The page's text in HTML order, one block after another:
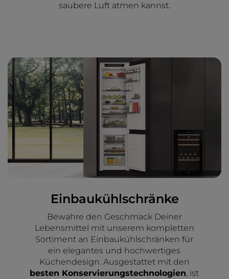
saubere Luft atmen kannst.
Einbaukühlschränke
Bewahre den Geschmack Deiner
Lebensmittel mit unserem kompletten
Sortiment an Einbaukühlschränken für
ein elegantes und hochwertiges
Küchendesign. Ausgestattet mit den
besten Konservierungstechnologien, ist